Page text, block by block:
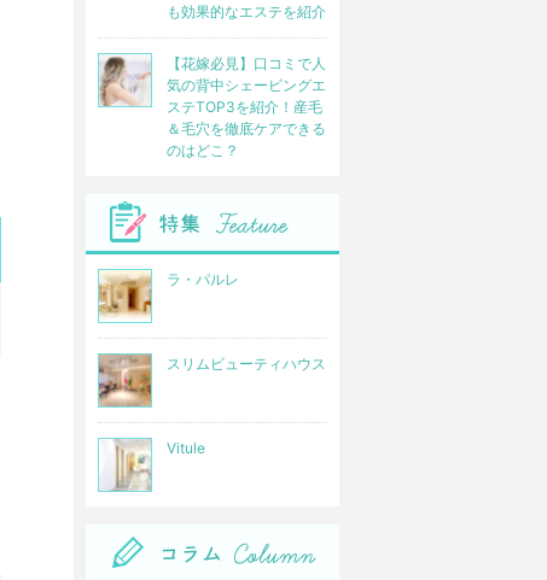
も効果的なエステを紹介
【花嫁必見】口コミで人
気の背中シェービングエ
ステTOP3を紹介！産毛
＆毛穴を徹底ケアできる
のはどこ？
ラ・パルレ
スリムビューティハウス
Vitule